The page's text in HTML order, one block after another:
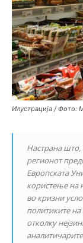
Илустрација / Фото:
Настрана што,
регионот
Европската
користење на
во кризни
политиките
отколку
аналитичарите